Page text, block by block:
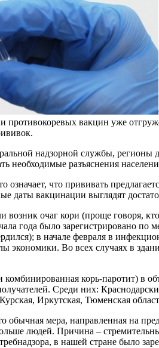
противокоревых вакцин уже
надзорной службы,
необходимые разъяснения
что прививать
даты вакцинации выглядят
очаг кори (проще говоря,
года было зарегистрировано по
в начале февраля в
экономики. Во всех случаях в
корь-паротит) в
Среди них:
Иркутская, Тюменская
мера, направленная на
людей. Причина –
в нашей стране было